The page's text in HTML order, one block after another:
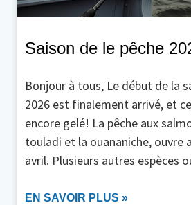
Saison de le pêche
Bonjour à tous, Le début de la
2026 est finalement arrivé, et
encore gelé! La pêche aux
touladi et la ouananiche, ouvre
avril. Plusieurs autres espèces
EN SAVOIR PLUS »